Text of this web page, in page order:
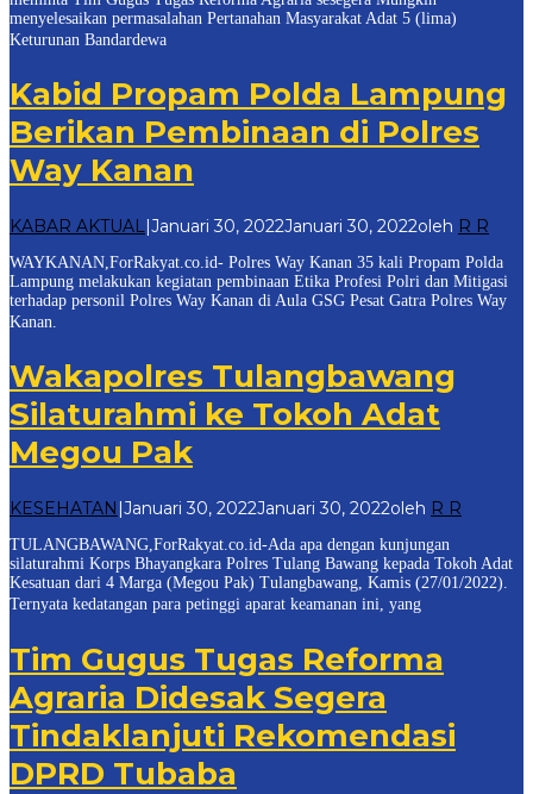
menyelesaikan permasalahan Pertanahan Masyarakat Adat 5 (lima)
Keturunan Bandardewa
Kabid Propam Polda Lampung
Berikan Pembinaan di Polres
Way Kanan
KABAR AKTUAL|Januari 30, 2022Januari 30, 2022oleh R R
WAYKANAN,ForRakyat.co.id- Polres Way Kanan 35 kali Propam Polda
Lampung melakukan kegiatan pembinaan Etika Profesi Polri dan Mitigasi
terhadap personil Polres Way Kanan di Aula GSG Pesat Gatra Polres Way
Kanan.
Wakapolres Tulangbawang
Silaturahmi ke Tokoh Adat
Megou Pak
KESEHATAN |Januari 30, 2022Januari 30, 2022oleh R R
TULANGBAWANG,ForRakyat.co.id-Ada apa dengan kunjungan
silaturahmi Korps Bhayangkara Polres Tulang Bawang kepada Tokoh Adat
Kesatuan dari 4 Marga (Megou Pak) Tulangbawang, Kamis (27/01/2022).
Ternyata kedatangan para petinggi aparat keamanan ini, yang
Tim Gugus Tugas Reforma
Agraria Didesak Segera
Tindaklanjuti Rekomendasi
DPRD Tubaba